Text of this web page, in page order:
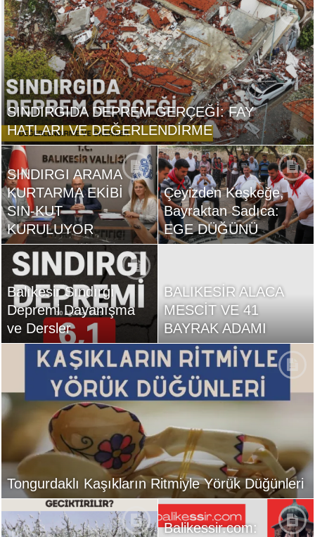
SINDIRGIDA DEPREM GERÇEĞİ: FAY
HATLARI VE DEĞERLENDİRME
SINDIRGI ARAMA
KURTARMA EKİBİ
SIN-KUT
KURULUYOR
Çeyizden Keşkeğe,
Bayraktan Sadıca:
EGE DÜĞÜNÜ
Balıkesir Sındırgı
Depremi Dayanışma
ve Dersler
BALIKESİR ALACA
MESCİT VE 41
BAYRAK ADAMI
Tongurdaklı Kaşıkların Ritmiyle Yörük Düğünleri
Balikessir.com: